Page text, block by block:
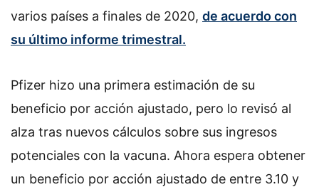
varios países a finales de 2020, de acuerdo con
su último informe trimestral.
Pfizer hizo una primera estimación de su
beneficio por acción ajustado, pero lo revisó al
alza tras nuevos cálculos sobre sus ingresos
potenciales con la vacuna. Ahora espera obtener
un beneficio por acción ajustado de entre 3.10 y